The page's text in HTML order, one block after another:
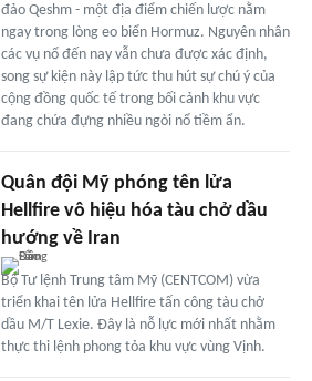
đảo Qeshm - một địa điểm chiến lược nằm
ngay trong lòng eo biển Hormuz. Nguyên nhân
các vụ nổ đến nay vẫn chưa được xác định,
song sự kiện này lập tức thu hút sự chú ý của
cộng đồng quốc tế trong bối cảnh khu vực
đang chứa đựng nhiều ngòi nổ tiềm ẩn.
Quân đội Mỹ phóng tên lửa
Hellfire vô hiệu hóa tàu chở dầu
hướng về Iran
Bộ Tư lệnh Trung tâm Mỹ (CENTCOM) vừa
triển khai tên lửa Hellfire tấn công tàu chở
dầu M/T Lexie. Đây là nỗ lực mới nhất nhằm
thực thi lệnh phong tỏa khu vực vùng Vịnh.